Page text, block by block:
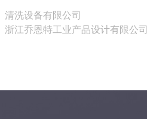
清洗设备有限公司
浙江乔恩特工业产品设计有限公司